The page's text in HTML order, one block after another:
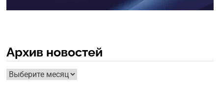
Архив новостей
Архив
новостей